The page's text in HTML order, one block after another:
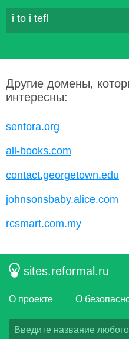
i to i tefl
Другие домены,
интересны:
sentora.org
all-books.com
contact.georgetown.edu
johnsonsbaby.alice.com
rcsmart.com.my
sites.reformal.ru
О проекте О